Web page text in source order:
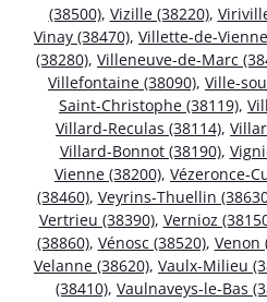
(38500), Vizille (38220),
Vinay (38470), Villette-de-
(38280), Villeneuve-de-Marc
Villefontaine (38090), Ville-
Saint-Christophe (38119),
Villard-Reculas (38114),
Villard-Bonnot (38190),
Vienne (38200), Vézeronce-
(38460), Veyrins-Thuellin
Vertrieu (38390), Vernioz
(38860), Vénosc (38520), Venon
Velanne (38620), Vaulx-Milieu
(38410), Vaulnaveys-le-Bas